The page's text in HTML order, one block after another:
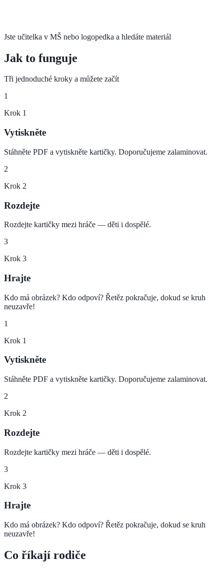
Jste učitelka v MŠ nebo logopedka a hledáte materiál
Jak to funguje
Tři jednoduché kroky a můžete začít
1
Krok 1
Vytiskněte
Stáhněte PDF a vytiskněte kartičky. Doporučujeme zalaminovat.
2
Krok 2
Rozdejte
Rozdejte kartičky mezi hráče — děti i dospělé.
3
Krok 3
Hrajte
Kdo má obrázek? Kdo odpoví? Řetěz pokračuje, dokud se kruh
neuzavře!
1
Krok 1
Vytiskněte
Stáhněte PDF a vytiskněte kartičky. Doporučujeme zalaminovat.
2
Krok 2
Rozdejte
Rozdejte kartičky mezi hráče — děti i dospělé.
3
Krok 3
Hrajte
Kdo má obrázek? Kdo odpoví? Řetěz pokračuje, dokud se kruh
neuzavře!
Co říkají rodiče